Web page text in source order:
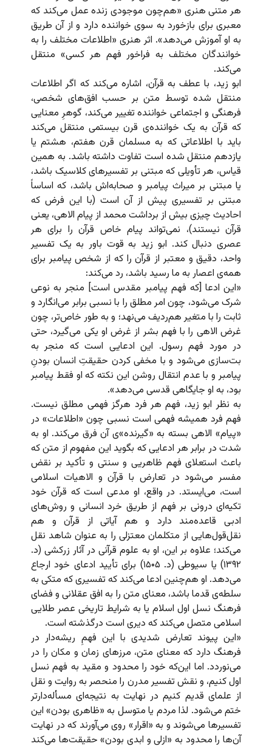
هر متنی هنری «هم‌چون موجودی زنده عمل می‌کند که
معبری برای بازخورد به سوی خواننده دارد و از آن طریق
به او آموزش می‌دهد». اثر هنری «اطلاعات مختلف را به
خوانندگان مختلف به فراخور فهم هر کسی» منتقل
می‌کند.
ابو زید، با عطف به قرآن، اشاره می‌کند که اگر اطلاعات
منتقل شده توسط متن بر حسب افق‌های شخصی،
فرهنگی و اجتماعی خواننده تغییر می‌کند، گوهرِ معنایی
که قرآن به یک خواننده‌ی قرن بیستمی منتقل می‌کند
باید با اطلاعاتی که به مسلمان قرن هفتم، هشتم یا
یازدهم منتقل شده است تفاوت داشته باشد. به همین
قیاس، هر تأویلی که مبتنی بر تفسیرهای کلاسیک باشد،
یا مبتنی بر میراث پیامبر و صحابه‌اش باشد، که اساساً
مبتنی بر تفسیری پیش از آن است (با این فرض که
احادیث چیزی بیش از برداشت محمد از پیام الاهی‌، یعنی
قرآن نیستند)، نمی‌تواند پیام خاص قرآن را برای هر
عصری دنبال کند. ابو زید به قوت باور به یک تفسیر
واحد، دقیق و معتبر از قرآن را که از شخص پیامبر برای
همه‌ی اعصار به ما رسید باشد، رد می‌کند:
«این ادعا [که فهم پیامبر مقدس است] منجر به نوعی
شرک می‌شود، چون امر مطلق را با نسبی برابر می‌انگارد و
ثابت را با متغیر هم‌ردیف می‌نهد؛ و به طور خاص‌تر، چون
غرض الاهی را با فهم بشر از غرض او یکی می‌گیرد، حتی
در مورد فهم رسول. این ادعایی است که منجر به
بت‌سازی می‌شود و با مخفی کردن حقیقتِ انسان بودنِ
پیامبر و با عدم انتقال روشن این نکته که او فقط پیامبر
بود، به او جایگاهی قدسی می‌دهد».
به نظر ابو زید، فهم هر فرد هرگز فهمی مطلق نیست.
فهم فرد همیشه فهمی است نسبی چون «اطلاعات» در
«پیام» الاهی بسته به «گیرنده»ی آن فرق می‌کند. او به
شدت در برابر هر ادعایی که بگوید این مفهوم از متن که
باعث استعلای فهم ظاهریی و سنتی و تأکید بر نقض
مفسر می‌شود در تعارض با قرآن و الاهیات اسلامی
است،‌ می‌ایستد. در واقع‌، او مدعی است که قرآن خود
تکیه‌ای درونی بر فهم از طریق خرد انسانی و روش‌های
ادبی قاعده‌مند دارد و هم آیاتی از قرآن و هم
نقل‌قول‌هایی از متکلمان معتزلی را به عنوان شاهد نقل
می‌کند؛ علاوه بر این، او به علوم قرآنی در آثار زرکشی (د.
۱۳۹۲) یا سیوطی (د. ۱۵۰۵) برای تأیید ادعای خود ارجاع
می‌دهد. او هم‌چنین ادعا می‌‌کند که تفسیری که متکی به
سلطه‌ی قدما باشد، معنای متن را به افق عقلانی و فضای
فرهنگ نسل اول اسلام یا به شرایط تاریخی عصر طلایی
اسلامی متصل می‌کند که دیری است درگذشته است.
«این پیوند تعارض شدیدی با این فهمِ ریشه‌دار در
فرهنگ دارد که معنای متن، مرزهای زمان و مکان را در
می‌نوردد. اما این‌که خود را محدود و مقید به فهم نسل
اول کنیم، و نقش تفسیر مدرن را منحصر به روایت و نقل
از علمای قدیم کنیم در نهایت به نتیجه‌ای مسأله‌دارتر
ختم می‌شود. لذا مردم یا متوسل به «ظاهری بودن» این
تفسیرها می‌شوند و به «اقرار» روی می‌آورند که در نهایت
آن‌‌ها را محدود به «ازلی و ابدی بودن» حقیقت‌ها می‌‌کند